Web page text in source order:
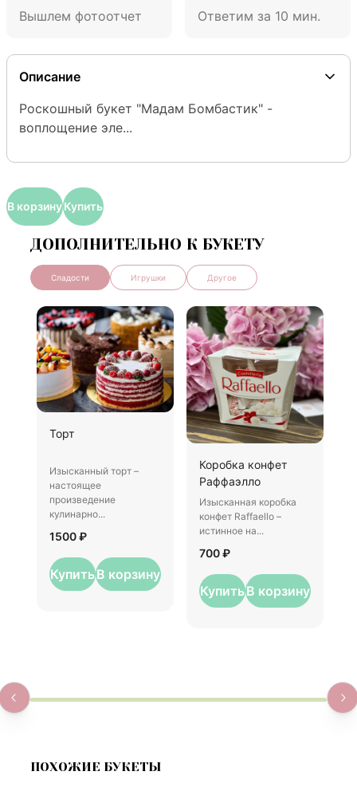
Вышлем фотоотчет Ответим за 10 мин.
Описание
Роскошный букет "Мадам Бомбастик" -
воплощение эле...
В корзинуКупить
ДОПОЛНИТЕЛЬНО К БУКЕТУ
Сладости Игрушки Другое
Торт
Изысканный торт –
настоящее
произведение
кулинарно...
1500 ₽
КупитьВ корзину
Коробка конфет
Раффаэлло
Изысканная коробка
конфет Raffaello –
истинное на...
700 ₽
КупитьВ корзину
ПОХОЖИЕ БУКЕТЫ